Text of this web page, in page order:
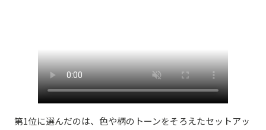
第1位に選んだのは、色や柄のトーンをそろえたセットアッ